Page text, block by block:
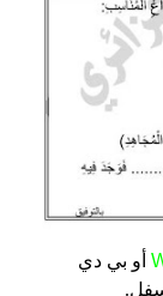
أو بي دي